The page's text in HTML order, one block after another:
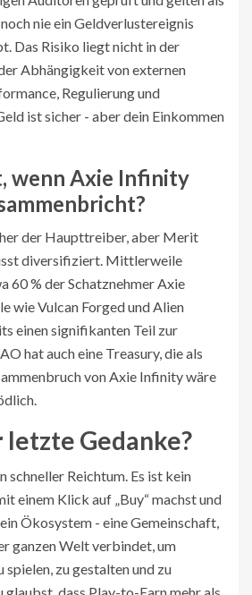
nie ein Geldverlustereignis
Das Risiko liegt nicht in der
Abhängigkeit von externen
Regulierung und
ist sicher - aber dein Einkommen
wenn Axie Infinity
der Haupttreiber, aber Merit
diversifiziert. Mittlerweile
60 % der Schatznehmer Axie
wie Vulcan Forged und Alien
einen signifikanten Teil zur
hat auch eine Treasury, die als
von Axie Infinity wäre
letzte Gedanke?
Reichtum. Es ist kein
einem Klick auf „Buy“ machst und
Ökosystem - eine Gemeinschaft,
ganzen Welt verbindet, um
spielen, zu gestalten und zu
dass Play-to-Earn mehr als